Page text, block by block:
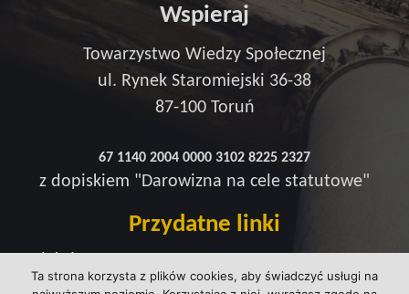
Ta strona korzysta z plików cookies, aby świadczyć usługi na
Wspieraj
Towarzystwo Wiedzy Społecznej
ul. Rynek Staromiejski 36-38
87-100 Toruń
67 1140 2004 0000 3102 8225 2327
z dopiskiem "Darowizna na cele statutowe"
Przydatne linki
Strefa wsparcia